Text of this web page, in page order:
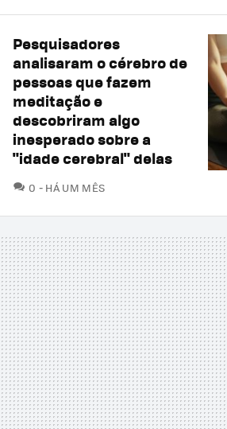
Pesquisadores
analisaram o cérebro de
pessoas que fazem
meditação e
descobriram algo
inesperado sobre a
"idade cerebral" delas
0 COMENTÁRIOS
HÁ UM MÊS